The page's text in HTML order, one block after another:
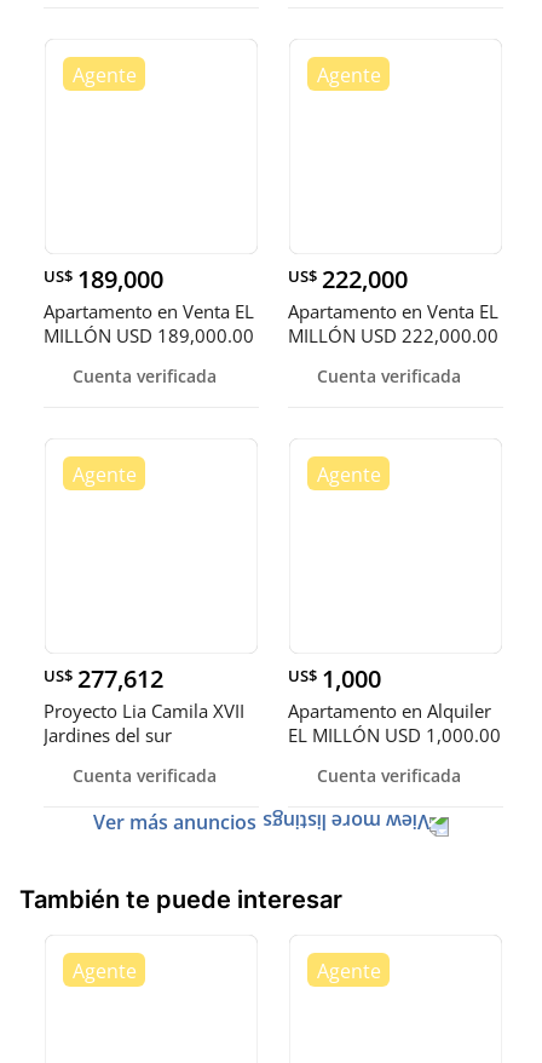
US$ 189,000
Apartamento en Venta EL
MILLÓN USD 189,000.00
Cuenta verificada
US$ 222,000
Apartamento en Venta EL
MILLÓN USD 222,000.00
Cuenta verificada
US$ 277,612
Proyecto Lia Camila XVII
Jardines del sur
Cuenta verificada
US$ 1,000
Apartamento en Alquiler
EL MILLÓN USD 1,000.00
Cuenta verificada
Ver más anuncios
También te puede interesar